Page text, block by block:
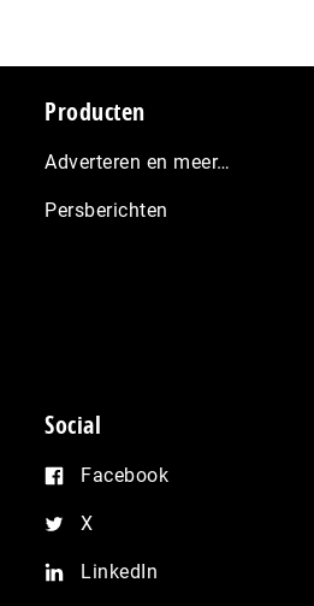
Producten
Adverteren en meer…
Persberichten
Social
Facebook
X
LinkedIn